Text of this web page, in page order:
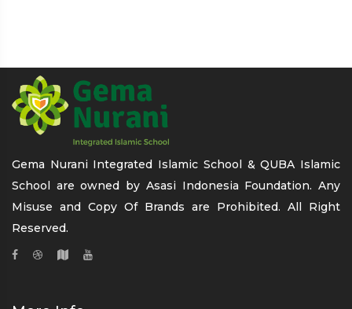
Gema Nurani Integrated Islamic School & QUBA Islamic
School are owned by Asasi Indonesia Foundation. Any
Misuse and Copy Of Brands are Prohibited. All Right
Reserved.